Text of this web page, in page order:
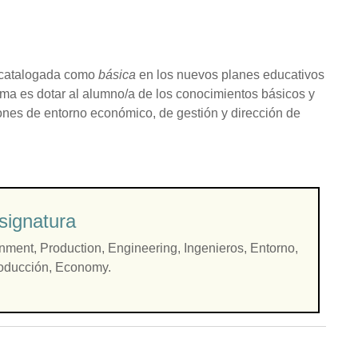
como básica en los nuevos planes educativos
es dotar al alumno/a de los conocimientos básicos y
de entorno económico, de gestión y dirección de
Production, Engineering, Ingenieros, Entorno,
Economy.